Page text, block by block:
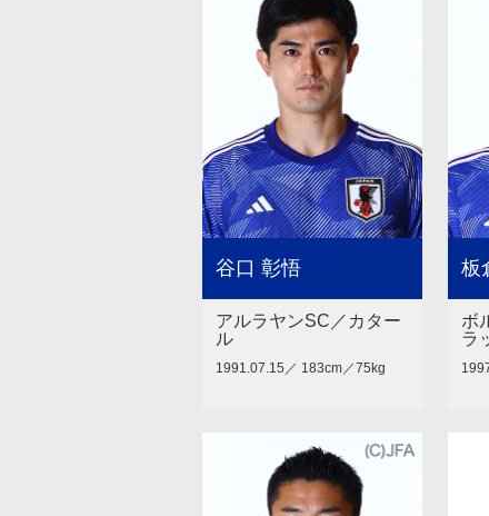
谷口 彰悟
アルラヤンSC／カター
ル
1991.07.15／ 183cm／75kg
板
ボ
ラ